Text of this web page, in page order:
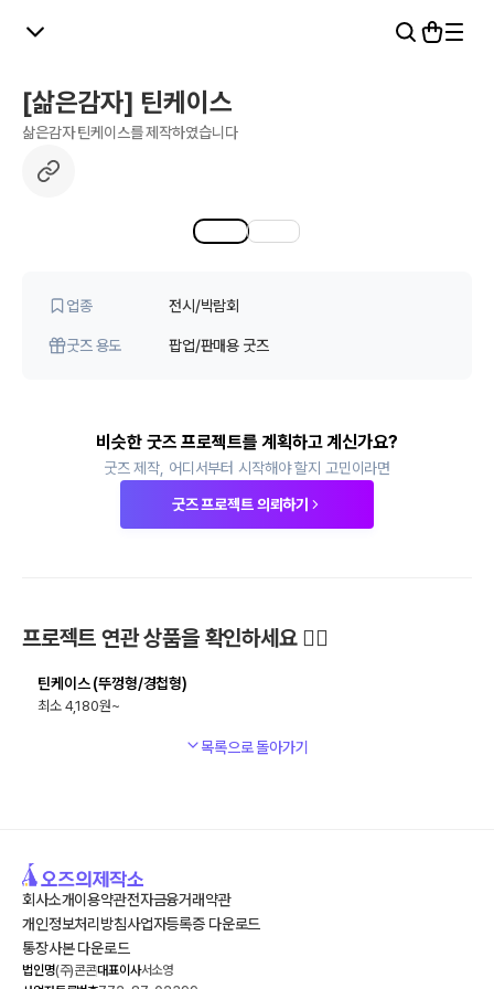
[삶은감자] 틴케이스
삶은감자 틴케이스를 제작하였습니다
업종 전시/박람회
굿즈 용도 팝업/판매용 굿즈
비슷한 굿즈 프로젝트를 계획하고 계신가요?
굿즈 제작, 어디서부터 시작해야 할지 고민이라면
굿즈 프로젝트 의뢰하기
프로젝트 연관 상품을 확인하세요 🙋‍♀️
100
틴케이스 (뚜껑형/경첩형)
4,180
목록으로 돌아가기
법인명(주)콘콘대표이사서소영
회사소개이용약관전자금융거래약관
개인정보처리방침사업자등록증 다운로드
통장사본 다운로드